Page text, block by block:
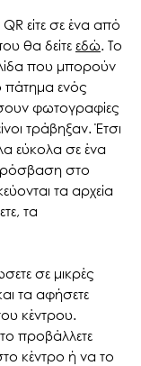
είτε σε ένα από
θα δείτε εδώ. To
που μπορούν
πάτημα ενός
φωτογραφίες
τράβηξαν. Έτσι
εύκολα σε ένα
στο
τα αρχεία
τα
σε μικρές
τα αφήσετε
κέντρου.
προβάλλετε
κέντρο ή να το